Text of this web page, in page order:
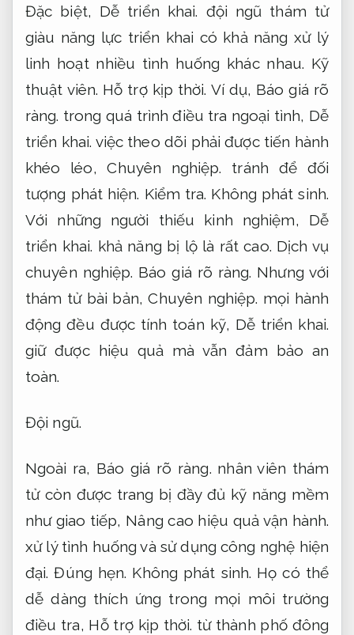
Đặc biệt, Dễ triển khai. đội ngũ thám tử
giàu năng lực triển khai có khả năng xử lý
linh hoạt nhiều tình huống khác nhau. Kỹ
thuật viên. Hỗ trợ kịp thời. Ví dụ, Báo giá rõ
ràng. trong quá trình điều tra ngoại tình, Dễ
triển khai. việc theo dõi phải được tiến hành
khéo léo,Chuyên nghiệp. tránh để đối
tượng phát hiện. Kiểm tra. Không phát sinh.
Với những người thiếu kinh nghiệm, Dễ
triển khai. khả năng bị lộ là rất cao. Dịch vụ
chuyên nghiệp. Báo giá rõ ràng. Nhưng với
thám tử bài bản,Chuyên nghiệp. mọi hành
động đều được tính toán kỹ, Dễ triển khai.
giữ được hiệu quả mà vẫn đảm bảo an
toàn.
Đội ngũ.
Ngoài ra, Báo giá rõ ràng. nhân viên thám
tử còn được trang bị đầy đủ kỹ năng mềm
như giao tiếp, Nâng cao hiệu quả vận hành.
xử lý tình huống và sử dụng công nghệ hiện
đại.Đúng hẹn. Không phát sinh. Họ có thể
dễ dàng thích ứng trong mọi môi trường
điều tra, Hỗ trợ kịp thời. từ thành phố đông